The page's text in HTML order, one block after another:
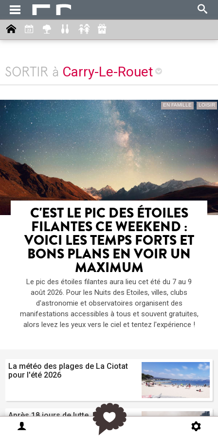
SORTIR à Carry-Le-Rouet
EN FAMILLE LOISIR
C'EST LE PIC DES ÉTOILES
FILANTES CE WEEKEND :
VOICI LES TEMPS FORTS ET
BONS PLANS EN VOIR UN
MAXIMUM
Le pic des étoiles filantes aura lieu cet été du 7 au 9
août 2026. Pour les Nuits des Etoiles, villes, clubs
d'astronomie et observatoires organisent des
manifestations accessibles à tous et souvent gratuites,
alors levez les yeux vers le ciel et tentez l'expérience !
La météo des plages de La Ciotat
pour l'été 2026
Après 18 jours de lutte, l'incendie
du Gros Bessillon est fixé ce
vendredi soir